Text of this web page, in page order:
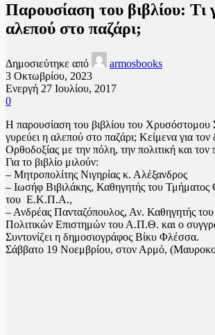
Παρουσίαση του βιβλίου: Τι
αλεπού στο παζάρι;
Δημοσιεύτηκε από
armosbooks
3 Οκτωβρίου, 2023
Ενεργή 27 Ιουλίου, 2017
0
Η παρουσίαση του βιβλίου του Χρυσόστομου
γυρεύει η αλεπού στο παζάρι; Κείμενα για τον
Ορθοδοξίας με την πόλη, την πολιτική και τον
Για το βιβλίο μιλούν:
– Μητροπολίτης Νιγηρίας κ. Αλέξανδρος
– Ιωσήφ Βιβιλάκης, Καθηγητής του
του Ε.Κ.Π.Α.,
– Ανδρέας Πανταζόπουλος, Αν. Καθηγητής
Πολιτικών Επιστημών του Α.Π.Θ. και ο
Συντονίζει η δημοσιογράφος Βίκυ Φλέσσα.
Σάββατο 19 Νοεμβρίου, στον Αρμό,